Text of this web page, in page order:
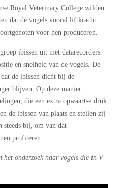
Royal Veterinary College wilden
dat de vogels vooral liftkracht
voor hen produceren.
ibissen uit met datarecorders.
en snelheid van de vogels. De
de ibissen dicht bij de
blijven. Op deze manier
die een extra opwaartse druk
de ibissen van plaats en stellen zij
steeds bij, om van dat
profiteren.
het onderzoek naar vogels die in V-